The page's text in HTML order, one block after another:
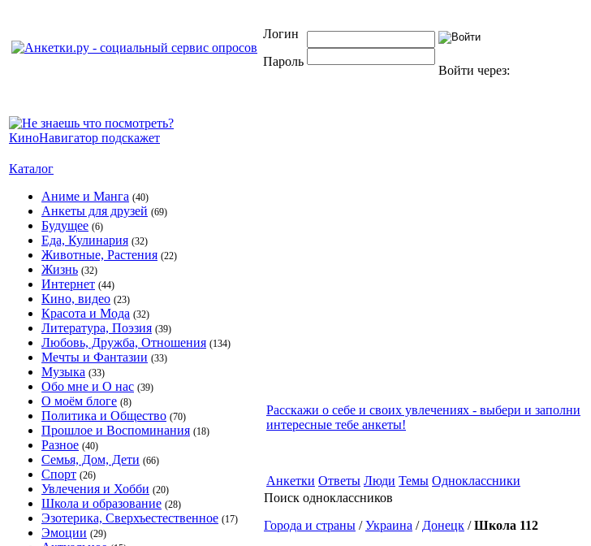
Логин
Пароль
Войти через:
Каталог
Аниме и Манга (40)
Анкеты для друзей (69)
Будущее (6)
Еда, Кулинария (32)
Животные, Растения (22)
Жизнь (32)
Интернет (44)
Кино, видео (23)
Красота и Мода (32)
Литература, Поэзия (39)
Любовь, Дружба, Отношения (134)
Мечты и Фантазии (33)
Музыка (33)
Обо мне и О нас (39)
О моём блоге (8)
Политика и Общество (70)
Прошлое и Воспоминания (18)
Разное (40)
Семья, Дом, Дети (66)
Спорт (26)
Увлечения и Хобби (20)
Школа и образование (28)
Эзотерика, Сверхъестественное (17)
Эмоции (29)
Расскажи о себе и своих увлечениях - выбери и заполни
интересные тебе анкеты!
Анкетки Ответы Люди Темы Одноклассники
Поиск одноклассников
Города и страны /Украина / Донецк /Школа 112